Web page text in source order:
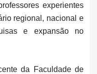
experientes
regional, nacional e
e expansão no
da Faculdade de